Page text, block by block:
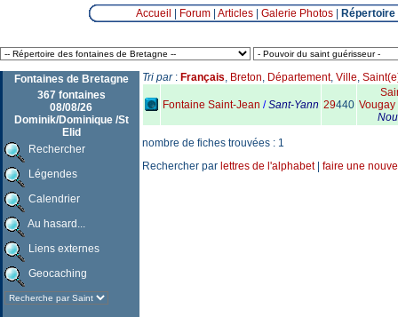
Accueil Forum| Articles| Galerie Photos|
Fontaines de Bretagne
367 fontaines
08/08/26
Dominik/Dominique /St
Elid
Rechercher
Légendes
Calendrier
Au hasard...
Liens externes
Geocaching
Tri par: Français, Breton, Département, Ville,
Fontaine Saint-Jean /Sant-Yann 29440 Vougay
nombre de fiches trouvées : 1
Rechercher par lettres de l'alphabet| faire une